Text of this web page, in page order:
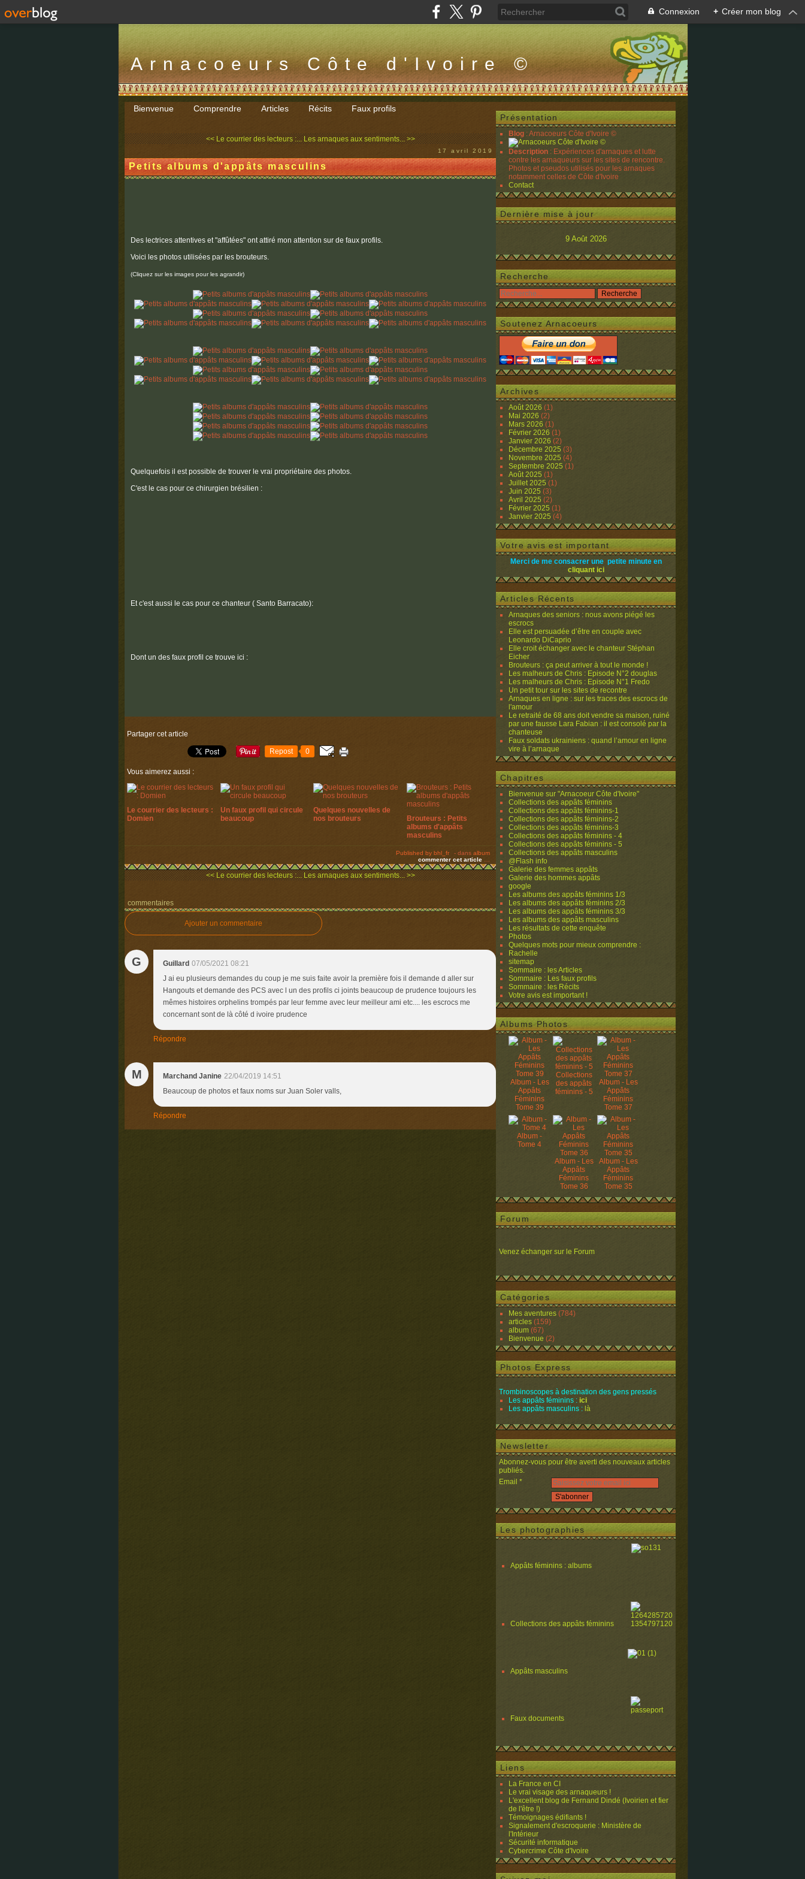
Connexion + Créer mon blog
Arnacoeurs Côte d'Ivoire ©
Bienvenue Comprendre Articles Récits Faux profils
<< Le courrier des lecteurs :... Les arnaques aux sentiments... >>
17 avril 2019
Petits albums d'appâts masculins
Des lectrices attentives et "affûtées" ont attiré mon attention sur de faux profils.
Voici les photos utilisées par les brouteurs.
(Cliquez sur les images pour les agrandir)
Quelquefois il est possible de trouver le vrai propriétaire des photos.
C'est le cas pour ce chirurgien brésilien :
Et c'est aussi le cas pour ce chanteur ( Santo Barracato):
Dont un des faux profil ce trouve ici :
Partager cet article
Repost 0
Vous aimerez aussi :
Le courrier des lecteurs :
Domien
Un faux profil qui circule
beaucoup
Quelques nouvelles de
nos brouteurs
Brouteurs : Petits
albums d'appâts
masculins
Published by bhl_fr - dans album
commenter cet article
<< Le courrier des lecteurs :... Les arnaques aux sentiments... >>
commentaires
Ajouter un commentaire
G Guillard 07/05/2021 08:21
J ai eu plusieurs demandes du coup je me suis faite avoir la première fois il demande d aller sur
Hangouts et demande des PCS avec l un des profils ci joints beaucoup de prudence toujours les
mêmes histoires orphelins trompés par leur femme avec leur meilleur ami etc.... les escrocs me
concernant sont de là côté d ivoire prudence
Répondre
M Marchand Janine 22/04/2019 14:51
Beaucoup de photos et faux noms sur Juan Soler valls,
Répondre
Présentation
Blog : Arnacoeurs Côte d'Ivoire ©
Description : Expériences d'arnaques et lutte
contre les arnaqueurs sur les sites de rencontre.
Photos et pseudos utilisés pour les arnaques
notamment celles de Côte d'Ivoire
Contact
Dernière mise à jour
9 Août 2026
Recherche
Soutenez Arnacoeurs
Archives
Août 2026 (1)
Mai 2026 (2)
Mars 2026 (1)
Février 2026 (1)
Janvier 2026 (2)
Décembre 2025 (3)
Novembre 2025 (4)
Septembre 2025 (1)
Août 2025 (1)
Juillet 2025 (1)
Juin 2025 (3)
Avril 2025 (2)
Février 2025 (1)
Janvier 2025 (4)
Votre avis est important
Merci de me consacrer une petite minute en
cliquant ici
Articles Récents
Arnaques des seniors : nous avons piégé les
escrocs
Elle est persuadée d’être en couple avec
Leonardo DiCaprio
Elle croit échanger avec le chanteur Stéphan
Eicher
Brouteurs : ça peut arriver à tout le monde !
Les malheurs de Chris : Episode N°2 douglas
Les malheurs de Chris : Episode N°1 Fredo
Un petit tour sur les sites de recontre
Arnaques en ligne : sur les traces des escrocs de
l'amour
Le retraité de 68 ans doit vendre sa maison, ruiné
par une fausse Lara Fabian : il est consolé par la
chanteuse
Faux soldats ukrainiens : quand l’amour en ligne
vire à l’arnaque
Chapitres
Bienvenue sur "Arnacoeur Côte d'Ivoire"
Collections des appâts féminins
Collections des appâts féminins-1
Collections des appâts féminins-2
Collections des appâts féminins-3
Collections des appâts féminins - 4
Collections des appâts féminins - 5
Collections des appâts masculins
@Flash info
Galerie des femmes appâts
Galerie des hommes appâts
google
Les albums des appâts féminins 1/3
Les albums des appâts féminins 2/3
Les albums des appâts féminins 3/3
Les albums des appâts masculins
Les résultats de cette enquête
Photos
Quelques mots pour mieux comprendre :
Rachelle
sitemap
Sommaire : les Articles
Sommaire : Les faux profils
Sommaire : les Récits
Votre avis est important !
Albums Photos
Album - Les
Appâts
Féminins
Tome 39
Collections
des appâts
féminins - 5
Album - Les
Appâts
Féminins
Tome 37
Album -
Tome 4
Album - Les
Appâts
Féminins
Tome 36
Album - Les
Appâts
Féminins
Tome 35
Forum
Venez échanger sur le Forum
Catégories
Mes aventures (784)
articles (159)
album (67)
Bienvenue (2)
Photos Express
Trombinoscopes à destination des gens pressés
Les appâts féminins : ici
Les appâts masculins : là
Newsletter
Abonnez-vous pour être averti des nouveaux articles
publiés.
Email
Les photographies
Appâts féminins : albums
Collections des appâts féminins
Appâts masculins
Faux documents
Liens
La France en CI
Le vrai visage des arnaqueurs !
L'excellent blog de Fernand Dindé (Ivoirien et fier
de l'être !)
Témoignages édifiants !
Signalement d'escroquerie : Ministère de
l'Intérieur
Sécurité informatique
Cybercrime Côte d'Ivoire